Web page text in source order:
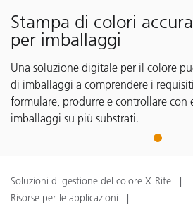
Stampa di colori
per imballaggi
Una soluzione digitale per il colore
di imballaggi a comprendere i
formulare, produrre e controllare con
imballaggi su più substrati.
1
Soluzioni di gestione del colore X-Rite
Risorse per le applicazioni